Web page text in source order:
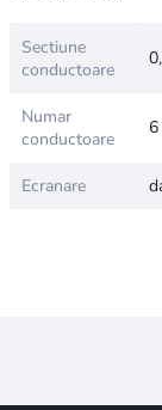
Sectiune
conductoare
Numar
conductoare
6
Ecranare